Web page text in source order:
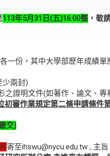
113年5月31日(五)16:00整，敬
份，其中大學部歷年成績單
兩封)
證明文件(如著作、論文、專
審作業規定第二條申請條件
交)
寄至ihswu@nycu.edu.tw , 主